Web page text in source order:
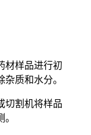
材样品进行初
质和水分。
切割机将样品